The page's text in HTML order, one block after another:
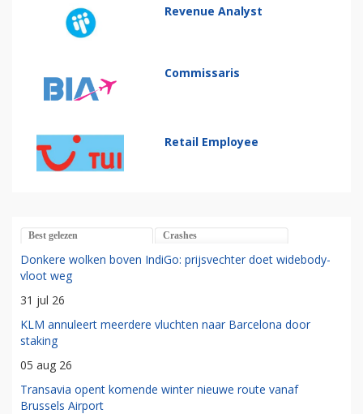
Revenue Analyst
Commissaris
Retail Employee
Best gelezen Crashes
Donkere wolken boven IndiGo: prijsvechter doet widebody-
vloot weg
31 jul 26
KLM annuleert meerdere vluchten naar Barcelona door
staking
05 aug 26
Transavia opent komende winter nieuwe route vanaf
Brussels Airport